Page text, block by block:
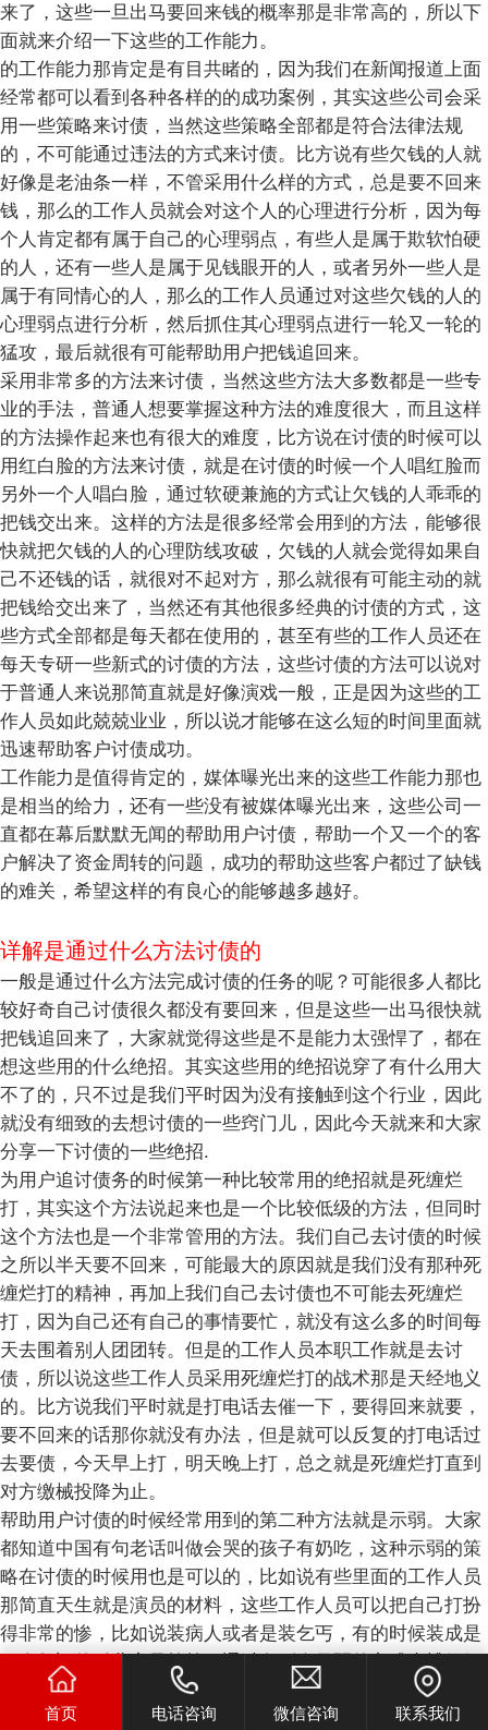
来了，这些一旦出马要回来钱的概率那是非常高的，所以下
面就来介绍一下这些的工作能力。
的工作能力那肯定是有目共睹的，因为我们在新闻报道上面
经常都可以看到各种各样的的成功案例，其实这些公司会采
用一些策略来讨债，当然这些策略全部都是符合法律法规
的，不可能通过违法的方式来讨债。比方说有些欠钱的人就
好像是老油条一样，不管采用什么样的方式，总是要不回来
钱，那么的工作人员就会对这个人的心理进行分析，因为每
个人肯定都有属于自己的心理弱点，有些人是属于欺软怕硬
的人，还有一些人是属于见钱眼开的人，或者另外一些人是
属于有同情心的人，那么的工作人员通过对这些欠钱的人的
心理弱点进行分析，然后抓住其心理弱点进行一轮又一轮的
猛攻，最后就很有可能帮助用户把钱追回来。
采用非常多的方法来讨债，当然这些方法大多数都是一些专
业的手法，普通人想要掌握这种方法的难度很大，而且这样
的方法操作起来也有很大的难度，比方说在讨债的时候可以
用红白脸的方法来讨债，就是在讨债的时候一个人唱红脸而
另外一个人唱白脸，通过软硬兼施的方式让欠钱的人乖乖的
把钱交出来。这样的方法是很多经常会用到的方法，能够很
快就把欠钱的人的心理防线攻破，欠钱的人就会觉得如果自
己不还钱的话，就很对不起对方，那么就很有可能主动的就
把钱给交出来了，当然还有其他很多经典的讨债的方式，这
些方式全部都是每天都在使用的，甚至有些的工作人员还在
每天专研一些新式的讨债的方法，这些讨债的方法可以说对
于普通人来说那简直就是好像演戏一般，正是因为这些的工
作人员如此兢兢业业，所以说才能够在这么短的时间里面就
迅速帮助客户讨债成功。
工作能力是值得肯定的，媒体曝光出来的这些工作能力那也
是相当的给力，还有一些没有被媒体曝光出来，这些公司一
直都在幕后默默无闻的帮助用户讨债，帮助一个又一个的客
户解决了资金周转的问题，成功的帮助这些客户都过了缺钱
的难关，希望这样的有良心的能够越多越好。
详解是通过什么方法讨债的
一般是通过什么方法完成讨债的任务的呢？可能很多人都比
较好奇自己讨债很久都没有要回来，但是这些一出马很快就
把钱追回来了，大家就觉得这些是不是能力太强悍了，都在
想这些用的什么绝招。其实这些用的绝招说穿了有什么用大
不了的，只不过是我们平时因为没有接触到这个行业，因此
就没有细致的去想讨债的一些窍门儿，因此今天就来和大家
分享一下讨债的一些绝招.
为用户追讨债务的时候第一种比较常用的绝招就是死缠烂
打，其实这个方法说起来也是一个比较低级的方法，但同时
这个方法也是一个非常管用的方法。我们自己去讨债的时候
之所以半天要不回来，可能最大的原因就是我们没有那种死
缠烂打的精神，再加上我们自己去讨债也不可能去死缠烂
打，因为自己还有自己的事情要忙，就没有这么多的时间每
天去围着别人团团转。但是的工作人员本职工作就是去讨
债，所以说这些工作人员采用死缠烂打的战术那是天经地义
的。比方说我们平时就是打电话去催一下，要得回来就要，
要不回来的话那你就没有办法，但是就可以反复的打电话过
去要债，今天早上打，明天晚上打，总之就是死缠烂打直到
对方缴械投降为止。
帮助用户讨债的时候经常用到的第二种方法就是示弱。大家
都知道中国有句老话叫做会哭的孩子有奶吃，这种示弱的策
略在讨债的时候用也是可以的，比如说有些里面的工作人员
那简直天生就是演员的材料，这些工作人员可以把自己打扮
得非常的惨，比如说装病人或者是装乞丐，有的时候装成是
一个年迈的孤儿寡母等等，通过向别人示弱的方式来博得好
感，可能别人同情心一发就有可能主动的把钱给还上着来，
这种讨债的方式对于躺在公司的工作人员来说是一个不小的
首页 电话咨询 微信咨询 联系我们